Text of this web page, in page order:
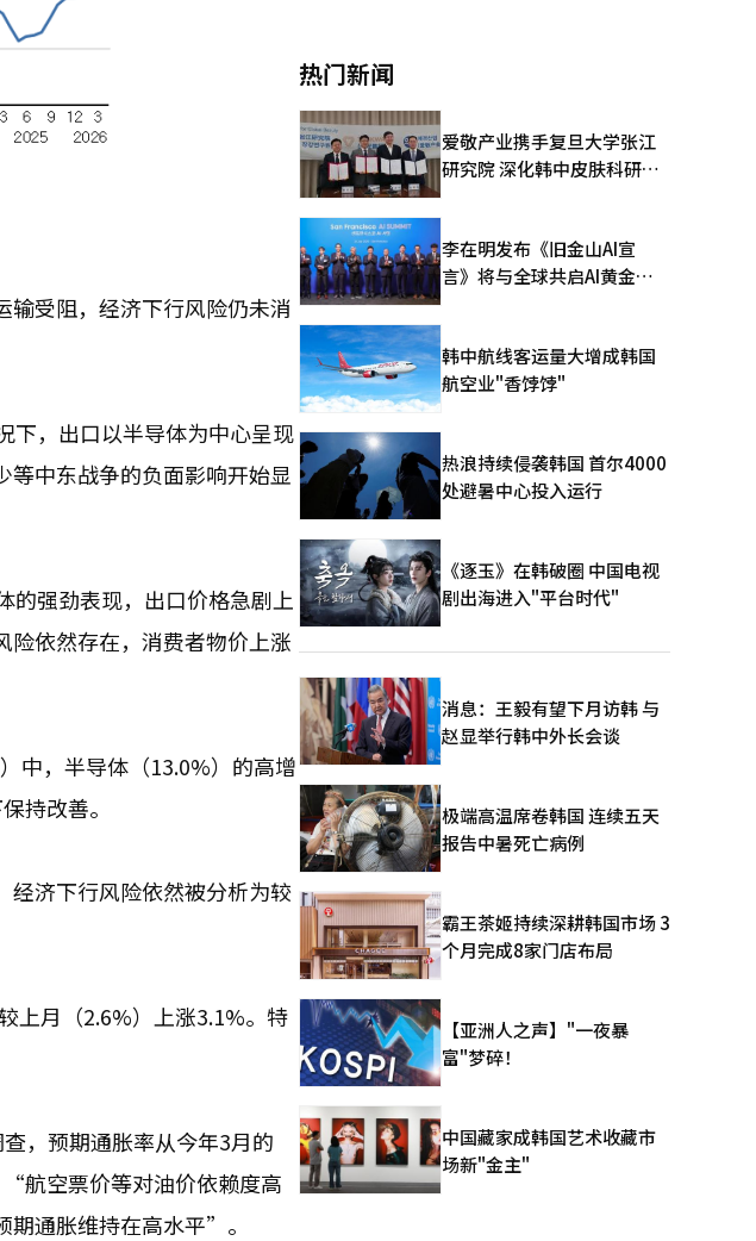
输受阻，经济下行风险仍未消
下，出口以半导体为中心呈现
中东战争的负面影响开始显
的强劲表现，出口价格急剧上
险依然存在，消费者物价上涨
中，半导体（13.0%）的高增
持改善。
经济下行风险依然被分析为较
上月（2.6%）上涨3.1%。特
，预期通胀率从今年3月的
航空票价等对油价依赖度高
通胀维持在高水平”。
热门新闻
爱敬产业携手复旦大学张江
研究院 深化韩中皮肤科研合
李在明发布《旧金山AI宣
言》将与全球共启AI黄金时
韩中航线客运量大增成韩国
航空业"香饽饽"
热浪持续侵袭韩国 首尔4000
处避暑中心投入运行
《逐玉》在韩破圈 中国电视
剧出海进入"平台时代"
消息：王毅有望下月访韩 与
赵显举行韩中外长会谈
极端高温席卷韩国 连续五天
报告中暑死亡病例
霸王茶姬持续深耕韩国市场 3
个月完成8家门店布局
【亚洲人之声】"一夜暴
富"梦碎！
中国藏家成韩国艺术收藏市
场新"金主"